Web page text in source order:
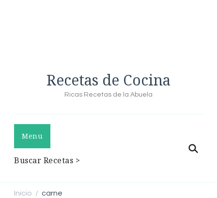
Recetas de Cocina
Ricas Recetas de la Abuela
Menu
Buscar Recetas >
Inicio / carne